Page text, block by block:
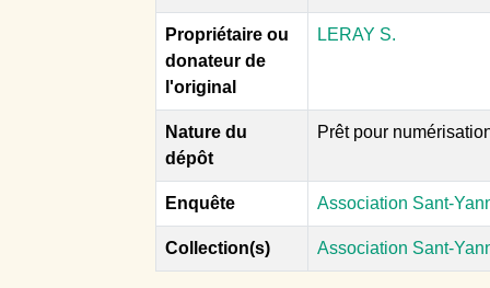
Propriétaire ou
donateur de
l'original
LERAY S.
Nature du
dépôt
Prêt pour
Enquête Association Sant-
Collection(s) Association Sant-